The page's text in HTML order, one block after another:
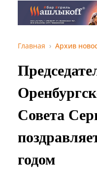
Главная Архив
Совета
годом